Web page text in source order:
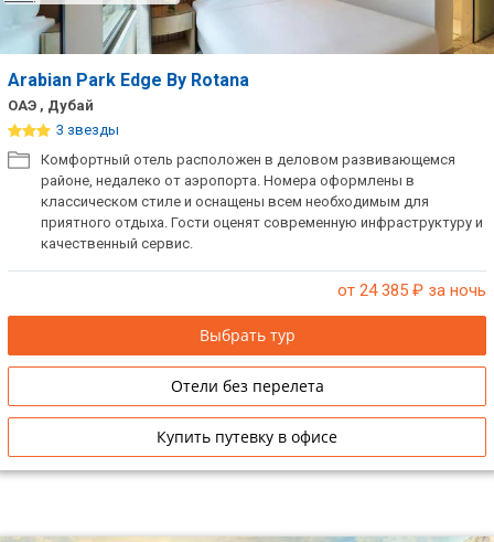
Arabian Park Edge By Rotana
ОАЭ , Дубай
3 звезды
Комфортный отель расположен в деловом развивающемся
районе, недалеко от аэропорта. Номера оформлены в
классическом стиле и оснащены всем необходимым для
приятного отдыха. Гости оценят современную инфраструктуру и
качественный сервис.
от 24 385 ₽ за ночь
Выбрать тур
Отели без перелета
Купить путевку в офисе
Сетевые отели Вьетнама
Сетевые отели Мальдив
Сетевые отели Бали
Сетевые отели Сейшел
Сетевые отели Маврикия